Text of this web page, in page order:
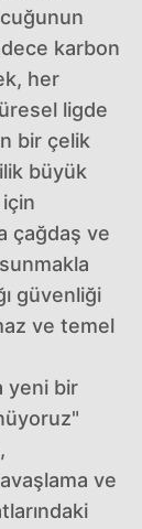
karbon
her
ligde
bir çelik
büyük
çağdaş ve
güvenliği
ve temel
yeni bir
ve